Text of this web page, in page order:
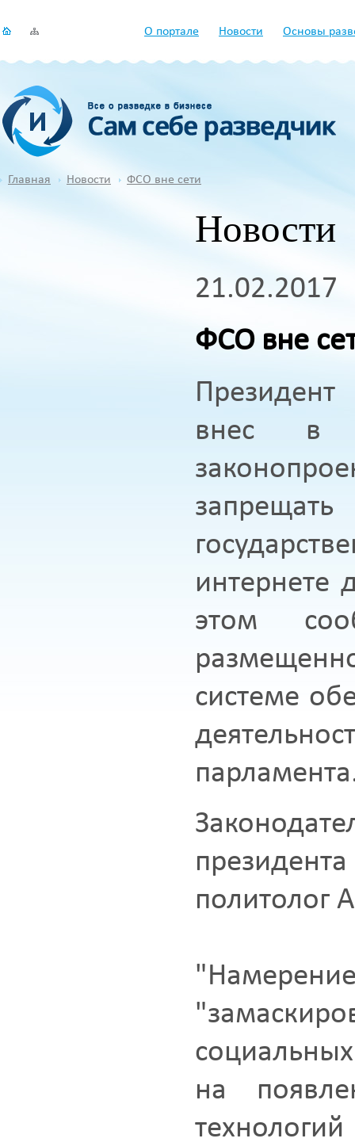
О портале Новости Основы
Главная Новости ФСО вне сети
Новости
21.02.2017
ФСО вне
внес в
интернете
этом
системе
политолог
на